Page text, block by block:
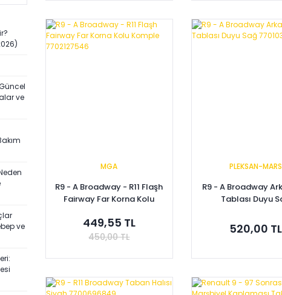
ve
ve
Sepete Ekle Sepete Ekle
MGA
R9 - A Broadway - R11 Flaşh
Fairway Far Korna Kolu
449,55 TL
450,00 TL
Sepete Ekle
PLEKSAN-MARS
R9 - A Broadway
Tablası Duyu
520,00 TL
Sepete Ekle